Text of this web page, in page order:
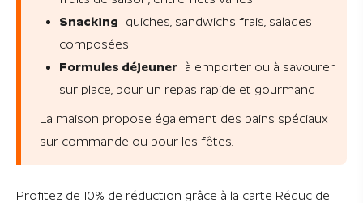
Snacking : quiches, sandwichs frais, salades
composées
Formules déjeuner: à emporter ou à savourer
sur place, pour un repas rapide et gourmand
La maison propose également des pains spéciaux
sur commande ou pour les fêtes.
Profitez de 10% de réduction grâce à la carte Réduc de